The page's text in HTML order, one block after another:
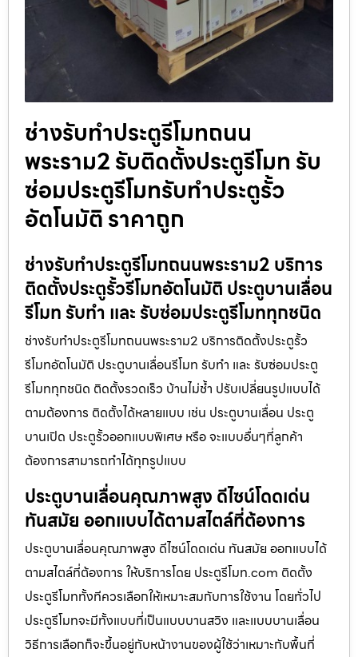
ช่างรับทำประตูรีโมทถนน
พระราม2 รับติดตั้งประตูรีโมท รับ
ซ่อมประตูรีโมทรับทำประตูรั้ว
อัตโนมัติ ราคาถูก
ช่างรับทำประตูรีโมทถนนพระราม2 บริการ
ติดตั้งประตูรั้วรีโมทอัตโนมัติ ประตูบานเลื่อน
รีโมท รับทำ และ รับซ่อมประตูรีโมททุกชนิด
ช่างรับทำประตูรีโมทถนนพระราม2 บริการติดตั้งประตูรั้ว
รีโมทอัตโนมัติ ประตูบานเลื่อนรีโมท รับทำ และ รับซ่อมประตู
รีโมททุกชนิด ติดตั้งรวดเร็ว บ้านไม่ช้ำ ปรับเปลี่ยนรูปแบบได้
ตามต้องการ ติดตั้งได้หลายแบบ เช่น ประตูบานเลื่อน ประตู
บานเปิด ประตูรั้วออกแบบพิเศษ หรือ จะแบบอื่นๆที่ลูกค้า
ต้องการสามารถทำได้ทุกรูปแบบ
ประตูบานเลื่อนคุณภาพสูง ดีไซน์โดดเด่น
ทันสมัย ออกแบบได้ตามสไตล์ที่ต้องการ
ประตูบานเลื่อนคุณภาพสูง ดีไซน์โดดเด่น ทันสมัย ออกแบบได้
ตามสไตล์ที่ต้องการ ให้บริการโดย ประตูรีโมท.com ติดตั้ง
ประตูรีโมททั้งทีควรเลือกให้เหมาะสมกับการใช้งาน โดยทั่วไป
ประตูรีโมทจะมีทั้งแบบที่เป็นแบบบานสวิง และแบบบานเลื่อน
วิธีการเลือกก็จะขึ้นอยู่กับหน้างานของผู้ใช้ว่าเหมาะกับพื้นที่